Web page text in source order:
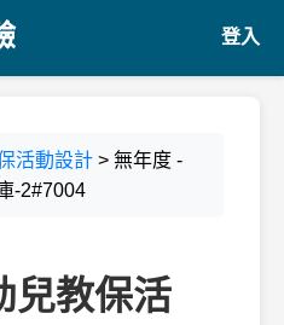
登入
活動設計 > 無年度 -
-2#7004
兒教保活